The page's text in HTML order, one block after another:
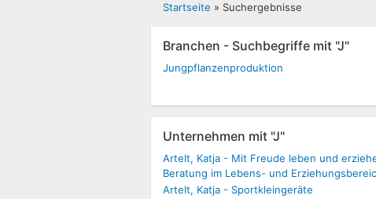
Startseite » Suchergebnisse
Branchen - Suchbegriffe mit "J"
Jungpflanzenproduktion
Unternehmen mit "J"
Artelt, Katja - Mit Freude leben und
Beratung im Lebens- und
Artelt, Katja - Sportkleingeräte